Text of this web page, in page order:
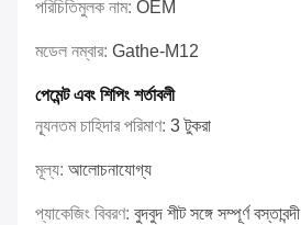
পরিচিতিমুলক নাম: OEM
মডেল নম্বার: Gathe-M12
পেমেন্ট এবং শিপিং শর্তাবলী
ন্যূনতম চাহিদার পরিমাণ: 3 টুকরা
মূল্য: আলোচনাযোগ্য
প্যাকেজিং বিবরণ: বুদবুদ শীট সঙ্গে সম্পূর্ণ বস্তাবন্দী